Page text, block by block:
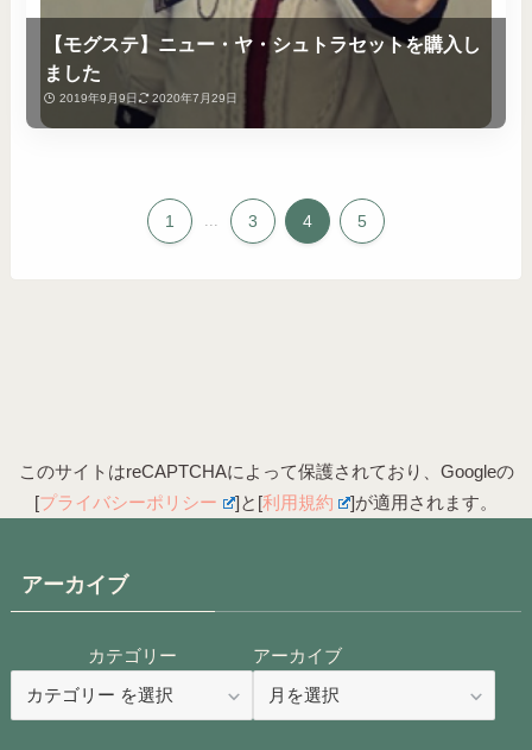
【モグステ】ニュー・ヤ・シュトラセットを購入し
ました
2019年9月9日 2020年7月29日
1 3 4 5
このサイトはreCAPTCHAによって保護されており、Googleの
[プライバシーポリシー ]と[利用規約 ]が適用されます。
アーカイブ
カテゴリー アーカイブ